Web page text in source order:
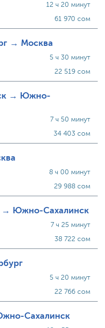
12 ч 20 минут
61 970 сом
→ Москва
5 ч 30 минут
22 519 сом
→ Южно-
7 ч 50 минут
34 403 сом
8 ч 00 минут
29 988 сом
→ Южно-Сахалинск
7 ч 25 минут
38 722 сом
5 ч 20 минут
22 766 сом
Сахалинск